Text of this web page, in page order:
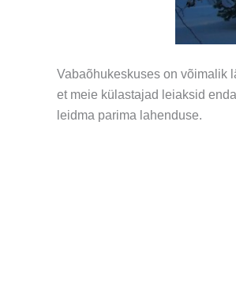
Vabaõhukeskuses on võimalik
et meie külastajad leiaksid
leidma parima lahenduse.